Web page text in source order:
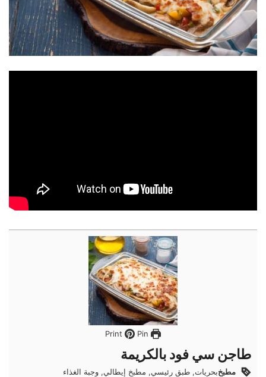
Pin
طاجن سي فود بالكريمة
مطبخبحريات, طبق رئيسي, مطبخ إيطالي, وجبة الغذاء